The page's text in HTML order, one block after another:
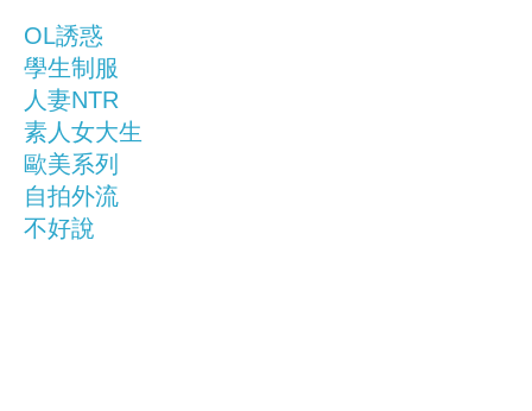
OL誘惑
學生制服
人妻NTR
素人女大生
歐美系列
自拍外流
不好說